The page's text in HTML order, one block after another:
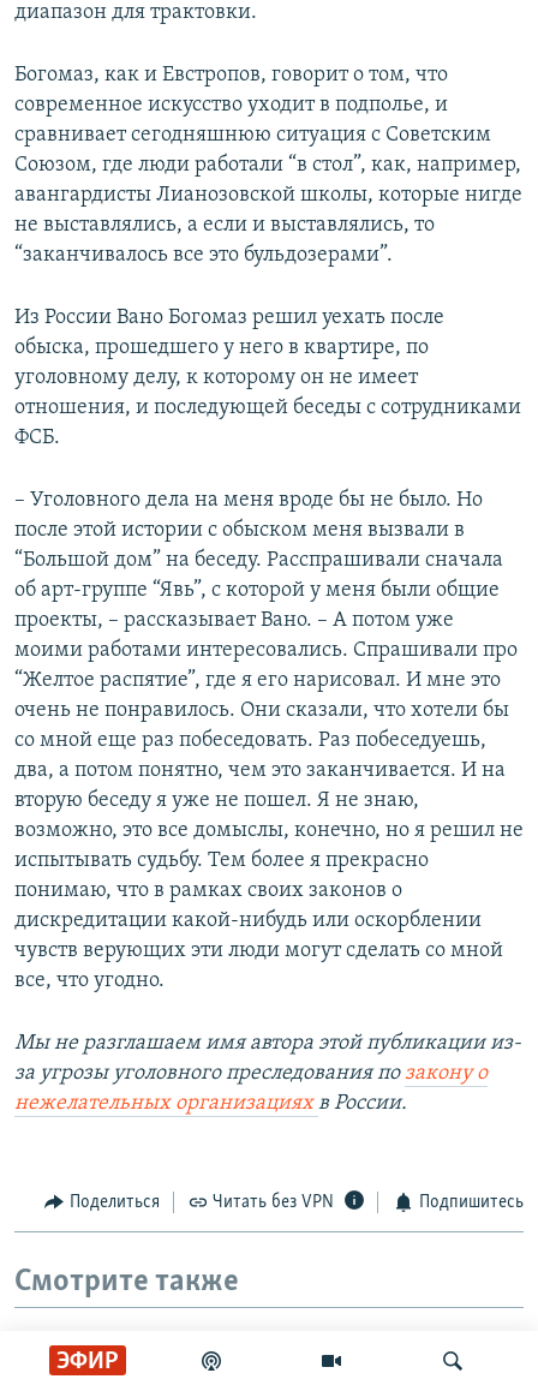
ЭФИР
диапазон для трактовки.
Богомаз, как и Евстропов, говорит о том, что
современное искусство уходит в подполье, и
сравнивает сегодняшнюю ситуация с Советским
Союзом, где люди работали “в стол”, как, например,
авангардисты Лианозовской школы, которые нигде
не выставлялись, а если и выставлялись, то
“заканчивалось все это бульдозерами”.
Из России Вано Богомаз решил уехать после
обыска, прошедшего у него в квартире, по
уголовному делу, к которому он не имеет
отношения, и последующей беседы с сотрудниками
ФСБ.
– Уголовного дела на меня вроде бы не было. Но
после этой истории с обыском меня вызвали в
“Большой дом” на беседу. Расспрашивали сначала
об арт-группе “Явь”, с которой у меня были общие
проекты, – рассказывает Вано. – А потом уже
моими работами интересовались. Спрашивали про
“Желтое распятие”, где я его нарисовал. И мне это
очень не понравилось. Они сказали, что хотели бы
со мной еще раз побеседовать. Раз побеседуешь,
два, а потом понятно, чем это заканчивается. И на
вторую беседу я уже не пошел. Я не знаю,
возможно, это все домыслы, конечно, но я решил не
испытывать судьбу. Тем более я прекрасно
понимаю, что в рамках своих законов о
дискредитации какой-нибудь или оскорблении
чувств верующих эти люди могут сделать со мной
все, что угодно.
Мы не разглашаем имя автора этой публикации из-
за угрозы уголовного преследования позакону о
нежелательных организацияхв России.
Поделиться Читать без VPN Подпишитесь
Смотрите также